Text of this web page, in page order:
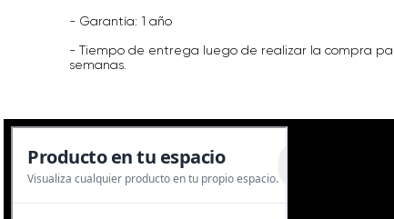
- Garantía: 1 año
- Tiempo de entrega luego de realizar la compra
semanas.